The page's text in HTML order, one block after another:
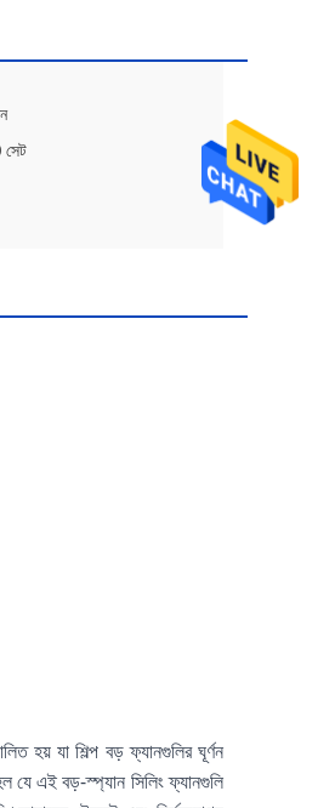
সেট
হয় যা শিল্প বড় ফ্যানগুলির ঘূর্ণন
যে এই বড়-স্প্যান সিলিং ফ্যানগুলি